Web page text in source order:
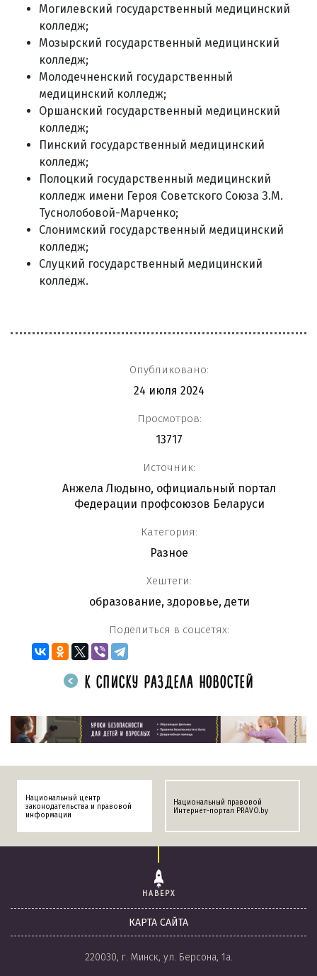
Могилевский государственный медицинский
колледж;
Мозырский государственный медицинский
колледж;
Молодечненский государственный
медицинский колледж;
Оршанский государственный медицинский
колледж;
Пинский государственный медицинский
колледж;
Полоцкий государственный медицинский
колледж имени Героя Советского Союза З.М.
Туснолобовой-Марченко;
Слонимский государственный медицинский
колледж;
Слуцкий государственный медицинский
колледж.
Опубликовано:
24 июля 2024
Просмотров:
13717
Источник:
Анжела Людыно, официальный портал
Федерации профсоюзов Беларуси
Категория:
Разное
Хештеги:
образование, здоровье, дети
Поделиться в соцсетях:
К СПИСКУ РАЗДЕЛА НОВОСТЕЙ
Национальный центр
законодательства и правовой
информации
Национальный правовой
Интернет-портал PRAVO.by
НАВЕРХ
КАРТА САЙТА
220030, г. Минск, ул. Берсона, 1а.